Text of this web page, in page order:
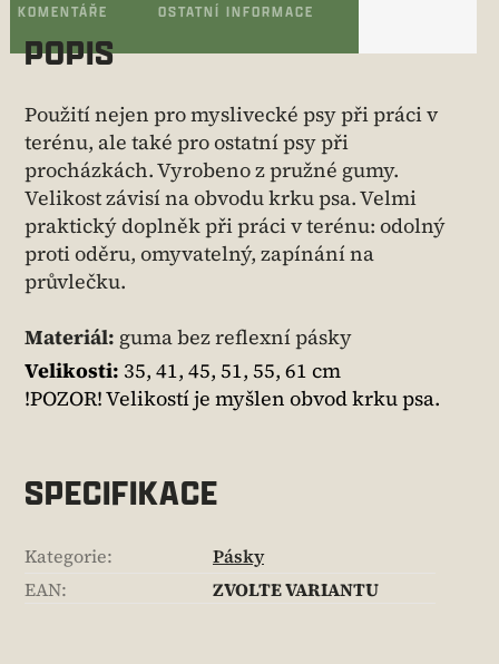
KOMENTÁŘE OSTATNÍ INFORMACE
POPIS
Použití nejen pro myslivecké psy při práci v
terénu, ale také pro ostatní psy při
procházkách. Vyrobeno z pružné gumy.
Velikost závisí na obvodu krku psa. Velmi
praktický doplněk při práci v terénu: odolný
proti oděru, omyvatelný, zapínání na
průvlečku.
Materiál: guma bez reflexní pásky
Velikosti: 35, 41, 45, 51, 55, 61 cm
!POZOR! Velikostí je myšlen obvod krku psa.
SPECIFIKACE
Kategorie:
Pásky
EAN: ZVOLTE VARIANTU